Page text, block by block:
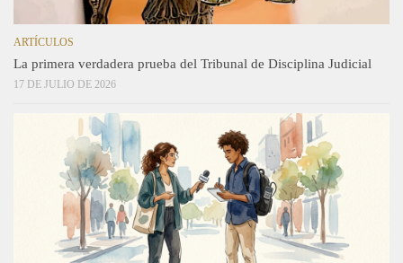
ARTÍCULOS
La primera verdadera prueba del Tribunal de Disciplina Judicial
17 DE JULIO DE 2026